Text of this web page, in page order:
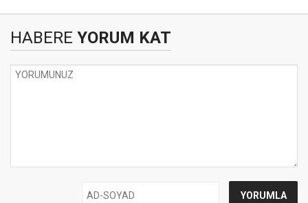
HABERE YORUM KAT